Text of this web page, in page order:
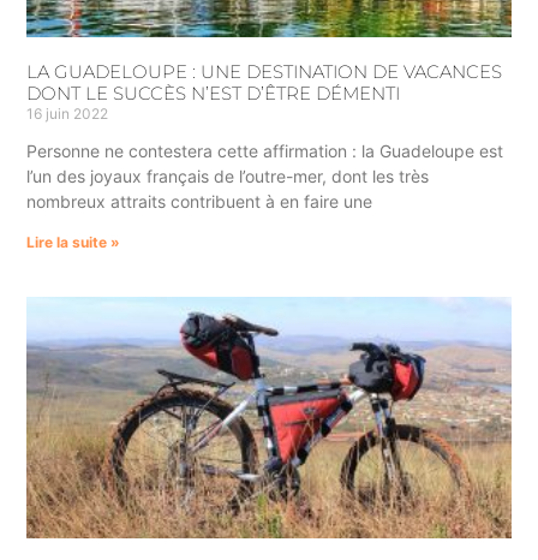
LA GUADELOUPE : UNE DESTINATION DE VACANCES
DONT LE SUCCÈS N’EST D’ÊTRE DÉMENTI
16 juin 2022
Personne ne contestera cette affirmation : la Guadeloupe est
l’un des joyaux français de l’outre-mer, dont les très
nombreux attraits contribuent à en faire une
Lire la suite »